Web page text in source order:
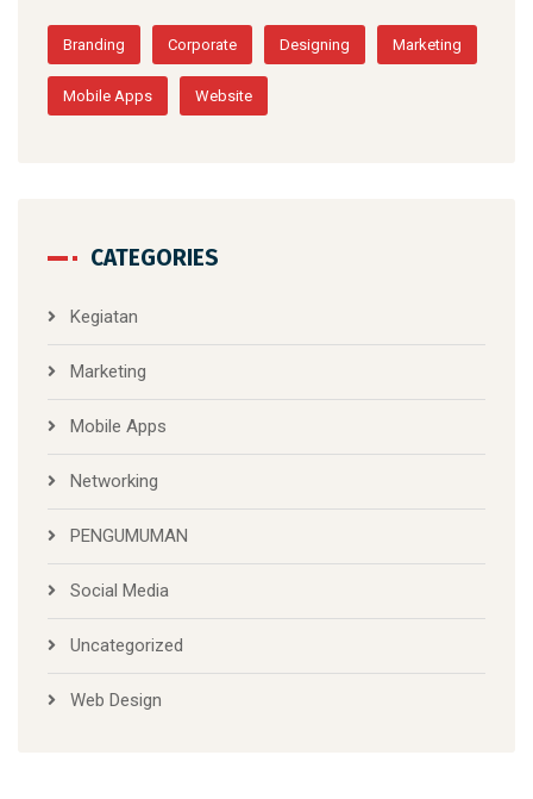
Branding Corporate Designing Marketing
Mobile Apps Website
CATEGORIES
Kegiatan
Marketing
Mobile Apps
Networking
PENGUMUMAN
Social Media
Uncategorized
Web Design